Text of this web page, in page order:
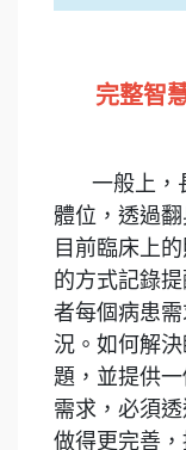
完整智
一般上，
體位，透過
目前臨床上
的方式記錄
者每個病患
況。如何解
題，並提供
需求，必須
做得更完善